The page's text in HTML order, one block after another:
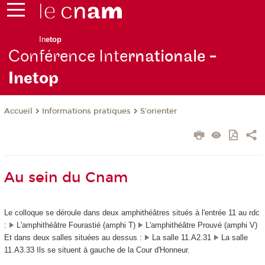
Inetop
Conférence Internationale -
Inetop
Accueil Informations pratiques S'orienter
Au sein du Cnam
Le colloque se déroule dans deux amphithéâtres situés à l'entrée 11 au rdc
:
L'amphithéâtre Fourastié (amphi T)
L'amphithéâtre Prouvé (amphi V)
Et dans deux salles situées au dessus :
La salle 11.A2.31
La salle
11.A3.33 Ils se situent à gauche de la Cour d'Honneur.